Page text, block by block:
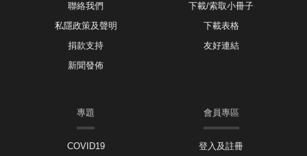
聯絡我們
私隱政策及聲明
捐款支持
新聞發佈
下載/索取小冊子
下載表格
友好連結
專題
COVID19
會員專區
登入及註冊